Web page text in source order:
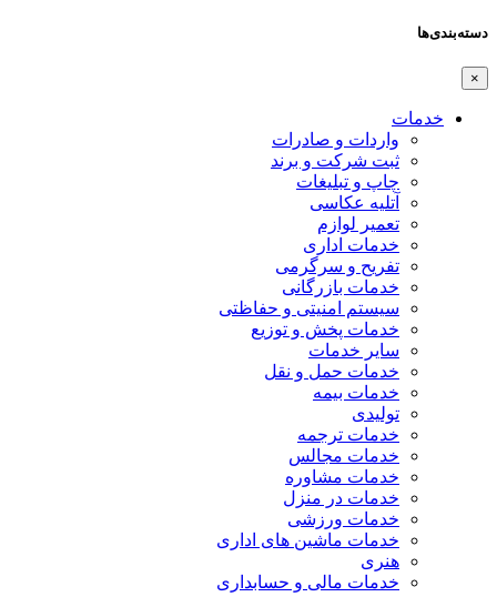
دسته‌بندی‌ها
×
خدمات
واردات و صادرات
ثبت شرکت و برند
چاپ و تبلیغات
آتلیه عکاسی
تعمیر لوازم
خدمات اداری
تفریح و سرگرمی
خدمات بازرگانی
سیستم امنیتی و حفاظتی
خدمات پخش و توزیع
سایر خدمات
خدمات حمل و نقل
خدمات بیمه
تولیدی
خدمات ترجمه
خدمات مجالس
خدمات مشاوره
خدمات در منزل
خدمات ورزشی
خدمات ماشین های اداری
هنری
خدمات مالی و حسابداری